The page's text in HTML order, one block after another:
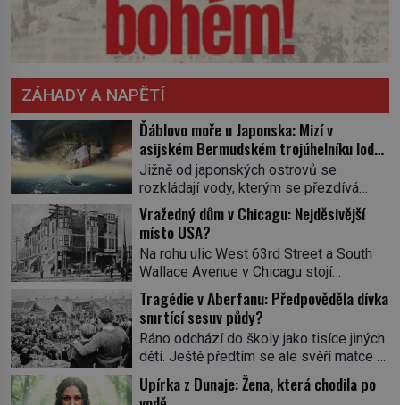
ZÁHADY A NAPĚTÍ
Ďáblovo moře u Japonska: Mizí v
asijském Bermudském trojúhelníku lodě
ve spárech neznámé síly?
Jižně od japonských ostrovů se
rozkládají vody, kterým se přezdívá
Ďáblovo moře. Vypráví se o lodích
mizejících beze stopy, podivných
světlech, zrádných proudech i mořských
dracích, kteří měli tyto končiny střežit už
v dávných legendách. Je tichomořský
Dračí trojúhelník skutečně prokletým
místem, nebo se zde jen nebezpečná
příroda proměnila v jednu z
nejpůsobivějších námořních záhad? […]
Vražedný dům v Chicagu: Nejděsivější
místo USA?
Na rohu ulic West 63rd Street a South
Wallace Avenue v Chicagu stojí
nenápadná pošta. Nemá žádný speciální
nápis ani pamětní desku. A přesto prý
místní zaměstnanci neradi chodí do
sklepa. Právě tady totiž sídlil sériový
vrah H. H. Holmes a také
nejpropracovanější past na lidi
v dějinách americké kriminalistiky.
Tragédie v Aberfanu: Předpověděla dívka
smrtící sesuv půdy?
Ráno odchází do školy jako tisíce jiných
dětí. Ještě předtím se ale svěří matce s
podivným snem. Ve škole, kterou dobře
zná, tentokrát nevidí budovu ani
Upírka z Dunaje: Žena, která chodila po